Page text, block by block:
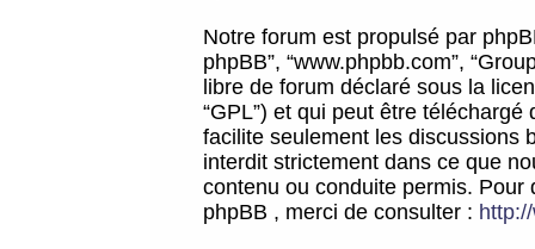
Notre forum est propulsé par
phpBB”, “www.phpbb.com”,
libre de forum déclaré sous la
“GPL”) et qui peut être téléchargé
facilite seulement les discussions
interdit strictement dans ce que
contenu ou conduite permis.
phpBB , merci de consulter :